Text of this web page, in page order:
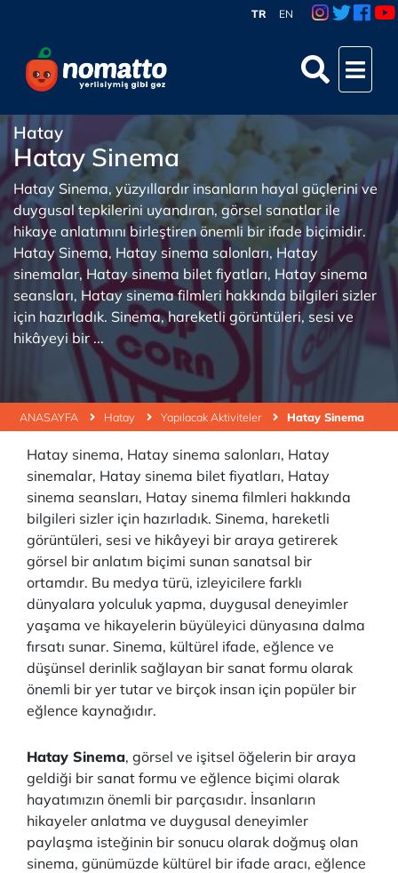
TR EN
ANASAYFA Hatay Yapılacak Aktiviteler Hatay Sinema
Hatay
Hatay Sinema
Hatay Sinema, yüzyıllardır insanların hayal güçlerini ve
duygusal tepkilerini uyandıran, görsel sanatlar ile
hikaye anlatımını birleştiren önemli bir ifade biçimidir.
Hatay Sinema, Hatay sinema salonları, Hatay
sinemalar, Hatay sinema bilet fiyatları, Hatay sinema
seansları, Hatay sinema filmleri hakkında bilgileri sizler
için hazırladık. Sinema, hareketli görüntüleri, sesi ve
hikâyeyi bir ...
Hatay sinema, Hatay sinema salonları, Hatay
sinemalar, Hatay sinema bilet fiyatları, Hatay
sinema seansları, Hatay sinema filmleri hakkında
bilgileri sizler için hazırladık. Sinema, hareketli
görüntüleri, sesi ve hikâyeyi bir araya getirerek
görsel bir anlatım biçimi sunan sanatsal bir
ortamdır. Bu medya türü, izleyicilere farklı
dünyalara yolculuk yapma, duygusal deneyimler
yaşama ve hikayelerin büyüleyici dünyasına dalma
fırsatı sunar. Sinema, kültürel ifade, eğlence ve
düşünsel derinlik sağlayan bir sanat formu olarak
önemli bir yer tutar ve birçok insan için popüler bir
eğlence kaynağıdır.
Hatay Sinema, görsel ve işitsel öğelerin bir araya
geldiği bir sanat formu ve eğlence biçimi olarak
hayatımızın önemli bir parçasıdır. İnsanların
hikayeler anlatma ve duygusal deneyimler
paylaşma isteğinin bir sonucu olarak doğmuş olan
sinema, günümüzde kültürel bir ifade aracı, eğlence